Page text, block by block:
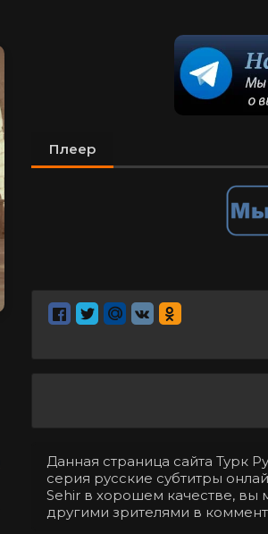
Плеер
Данная страница сайта Турк
серия русские субтитры
Sehir в хорошем качестве, вы
другими зрителями в